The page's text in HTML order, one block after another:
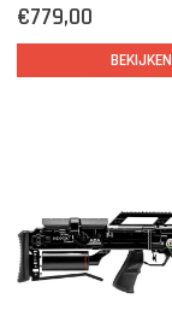
€779,00
BEKIJKEN